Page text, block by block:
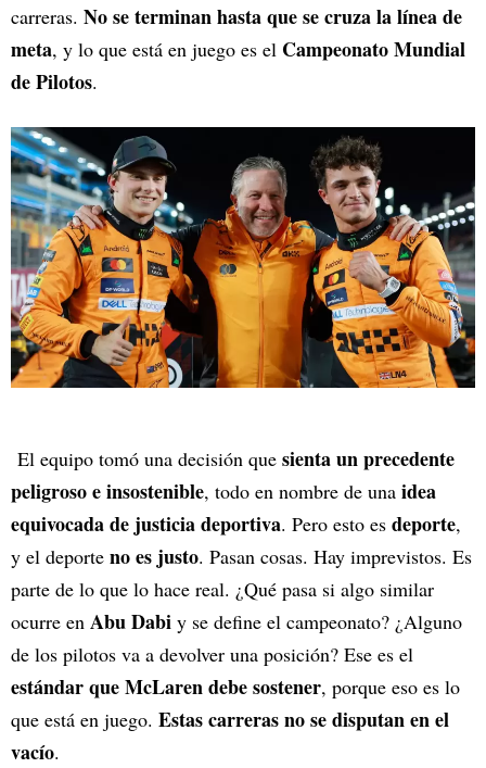
carreras. No se terminan hasta que se cruza la línea de
meta, y lo que está en juego es el Campeonato Mundial
de Pilotos.
El equipo tomó una decisión que sienta un precedente
peligroso e insostenible, todo en nombre de una idea
equivocada de justicia deportiva. Pero esto es deporte,
y el deporte no es justo. Pasan cosas. Hay imprevistos. Es
parte de lo que lo hace real. ¿Qué pasa si algo similar
ocurre en Abu Dabi y se define el campeonato? ¿Alguno
de los pilotos va a devolver una posición? Ese es el
estándar que McLaren debe sostener, porque eso es lo
que está en juego. Estas carreras no se disputan en el
vacío.